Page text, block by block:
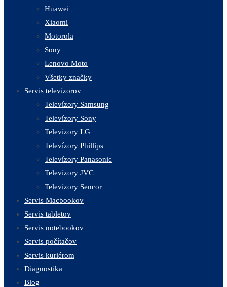
Huawei
Xiaomi
Motorola
Sony
Lenovo Moto
Všetky značky
Servis televízorov
Televízory Samsung
Televízory Sony
Televízory LG
Televízory Phillips
Televízory Panasonic
Televízory JVC
Televízory Sencor
Servis Macbookov
Servis tabletov
Servis notebookov
Servis počítačov
Servis kuriérom
Diagnostika
Blog